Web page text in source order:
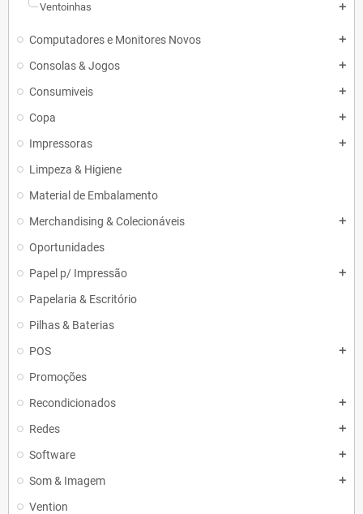
Ventoinhas
add
Computadores e Monitores Novos add
Consolas & Jogos add
Consumiveis add
Copa add
Impressoras add
Limpeza & Higiene
Material de Embalamento
Merchandising & Colecionáveis
add
Oportunidades
Papel p/ Impressão
add
Papelaria & Escritório
Pilhas & Baterias
POS
add
Promoções
Recondicionados
add
Redes add
Software add
Som & Imagem add
Vention